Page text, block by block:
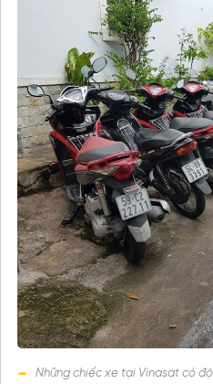
Những chiếc xe tại Vinasat có